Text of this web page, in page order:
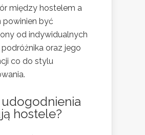
między hostelem a
powinien być
od indywidualnych
oraz jego
co do stylu
hostele?